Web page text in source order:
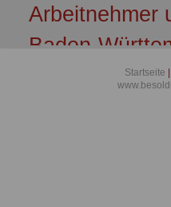
Arbeitnehmer
Baden-
Baden- Startseite